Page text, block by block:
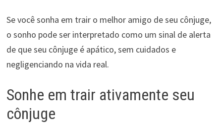
Se você sonha em trair o melhor amigo de seu cônjuge,
o sonho pode ser interpretado como um sinal de alerta
de que seu cônjuge é apático, sem cuidados e
negligenciando na vida real.
Sonhe em trair ativamente seu
cônjuge